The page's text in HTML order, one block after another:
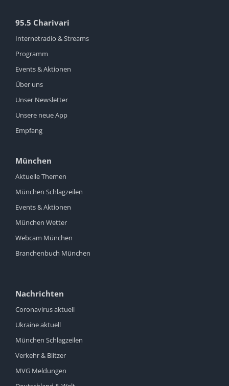
95.5 Charivari
Internetradio & Streams
Programm
Events & Aktionen
Über uns
Unser Newsletter
Unsere neue App
Empfang
München
Aktuelle Themen
München Schlagzeilen
Events & Aktionen
München Wetter
Webcam München
Branchenbuch München
Nachrichten
Coronavirus aktuell
Ukraine aktuell
München Schlagzeilen
Verkehr & Blitzer
MVG Meldungen